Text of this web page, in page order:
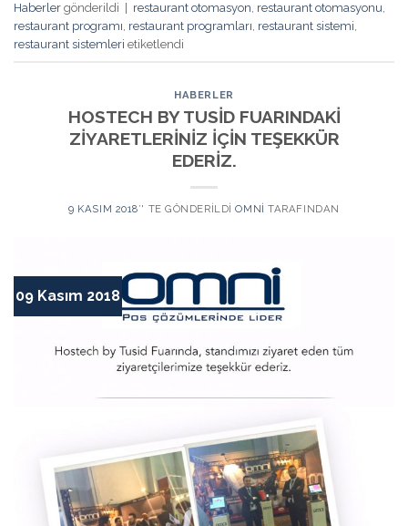
Haberler gönderildi restaurant otomasyon, restaurant otomasyonu,
restaurant programı, restaurant programları, restaurant sistemi,
restaurant sistemleri etiketlendi
HABERLER
HOSTECH BY TUSİD FUARINDAKİ
ZİYARETLERİNİZ İÇİN TEŞEKKÜR
EDERİZ.
9 KASIM 2018’' TE GÖNDERILDI OMNI TARAFINDAN
09 Kasım 2018